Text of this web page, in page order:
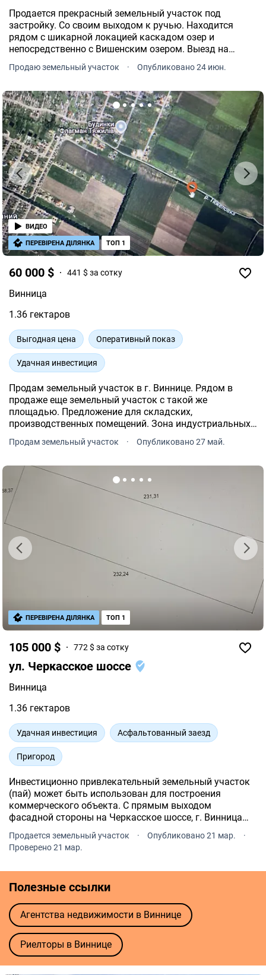
Продается прекрасный земельный участок под
застройку. Со своим выходом к ручью. Находится
рядом с шикарной локацией каскадом озер и
непосредственно с Вишенским озером. Выезд на
"Перемычку" и Барское шоссе.
Продаю земельный участок · Опубликовано 24 июн.
60 000 $ 441 $ за сотку
Винница
1.36 гектаров
Выгодная цена Оперативный показ
Удачная инвестиция
Продам земельный участок в г. Виннице. Рядом в
продаже еще земельный участок с такой же
площадью. Предложение для складских,
производственных помещений. Зона индустриальных
парков. Все детали по телефону.
Продам земельный участок · Опубликовано 27 май.
ВИДЕО
ПЕРЕВІРЕНА ДІЛЯНКА ТОП 1
105 000 $ 772 $ за сотку
ул. Черкасское шоссе
Винница
1.36 гектаров
Удачная инвестиция Асфальтованный заезд
Пригород
Инвестиционно привлекательный земельный участок
(пай) может быть использован для построения
коммерческого объекта. С прямым выходом
фасадной стороны на Черкасское шоссе, г. Винница
(окружная дорога). Фасад ширина 58 м, длина 232м.
Документы готовы.
Продается земельный участок · Опубликовано 21 мар.
·
Проверено 21 мар.
ПЕРЕВІРЕНА ДІЛЯНКА ТОП 1
Полезные ссылки
Агентства недвижимости в Виннице
Риелторы в Виннице